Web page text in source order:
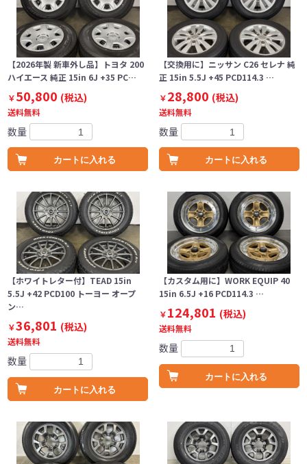
【2026年製 新車外し品】トヨタ 200
ハイエース 純正 15in 6J +35 PC…
￥50,800 (税込)
送料無料
数量
カートに入れる
【交換用に】ニッサン C26 セレナ 純
正 15in 5.5J +45 PCD114.3 …
￥28,800 (税込)
送料無料
数量
カートに入れる
【ホワイトレター付】TEAD 15in
5.5J +42 PCD100 トーヨー オープ
ン…
￥36,801 (税込)
送料無料
数量
カートに入れる
【カスタム用に】WORK EQUIP 40
15in 6.5J +16 PCD114.3 …
￥124,801 (税込)
送料無料
数量
カートに入れる